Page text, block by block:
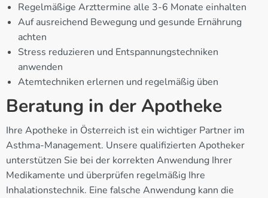
Regelmäßige Arzttermine alle 3-6 Monate einhalten
Auf ausreichend Bewegung und gesunde Ernährung
achten
Stress reduzieren und Entspannungstechniken
anwenden
Atemtechniken erlernen und regelmäßig üben
Beratung in der Apotheke
Ihre Apotheke in Österreich ist ein wichtiger Partner im
Asthma-Management. Unsere qualifizierten Apotheker
unterstützen Sie bei der korrekten Anwendung Ihrer
Medikamente und überprüfen regelmäßig Ihre
Inhalationstechnik. Eine falsche Anwendung kann die